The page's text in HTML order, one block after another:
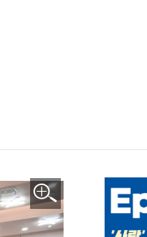
이미지 확대보기